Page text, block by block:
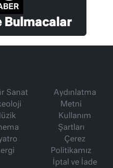
Bulmacalar
Sanat
Aydınlatma
Metni
Kullanım
Şartları
Çerez
Politikamız
İptal ve İade